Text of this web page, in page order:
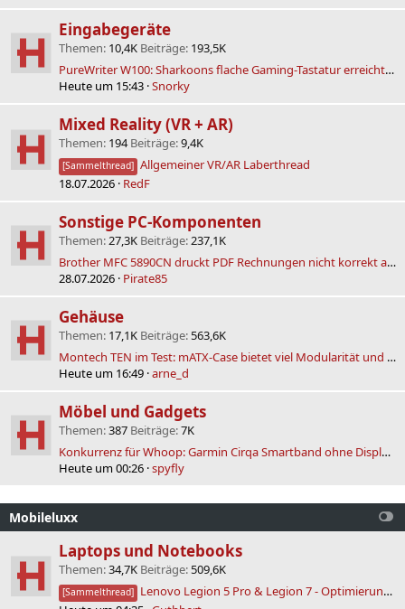
Eingabegeräte
Themen 10,4K Beiträge 193,5K
PureWriter W100: Sharkoons flache Gaming-Tastatur erreicht den Markt
Heute um 15:43 Snorky
Mixed Reality (VR + AR)
Themen 194 Beiträge 9,4K
[Sammelthread] Allgemeiner VR/AR Laberthread
18.07.2026 RedF
Sonstige PC-Komponenten
Themen 27,3K Beiträge 237,1K
Brother MFC 5890CN druckt PDF Rechnungen nicht korrekt aber beim kopieren geht alles ?!
28.07.2026 Pirate85
Gehäuse
Themen 17,1K Beiträge 563,6K
Montech TEN im Test: mATX-Case bietet viel Modularität und Platz trotz kompakter Größe
Heute um 16:49 arne_d
Möbel und Gadgets
Themen 387 Beiträge 7K
Konkurrenz für Whoop: Garmin Cirqa Smartband ohne Display und Abo
Heute um 00:26 spyfly
Mobileluxx
Laptops und Notebooks
Themen 34,7K Beiträge 509,6K
[Sammelthread] Lenovo Legion 5 Pro & Legion 7 - Optimierung, RAM, Overclocking, Undervolting, Repaste, Mods